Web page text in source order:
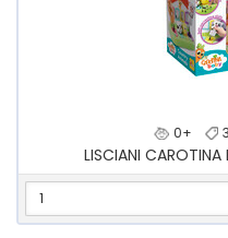
0+
LISCIANI